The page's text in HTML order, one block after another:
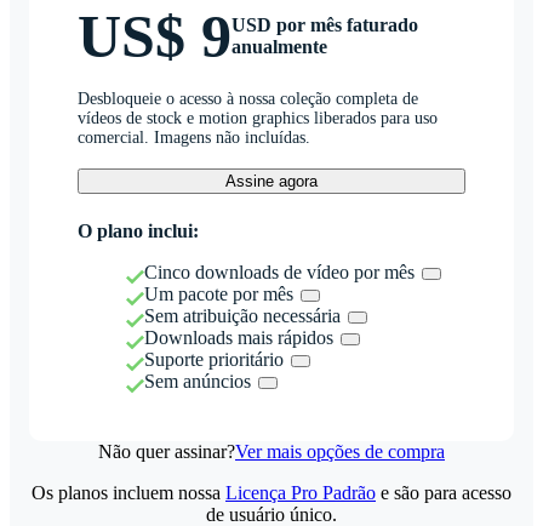
US$ 9USD por mês faturado
anualmente
Desbloqueie o acesso à nossa coleção completa de
vídeos de stock e motion graphics liberados para uso
comercial. Imagens não incluídas.
Assine agora
O plano inclui:
Cinco downloads de vídeo por mês
Um pacote por mês
Sem atribuição necessária
Downloads mais rápidos
Suporte prioritário
Sem anúncios
Não quer assinar?Ver mais opções de compra
Os planos incluem nossa Licença Pro Padrão e são para acesso
de usuário único.